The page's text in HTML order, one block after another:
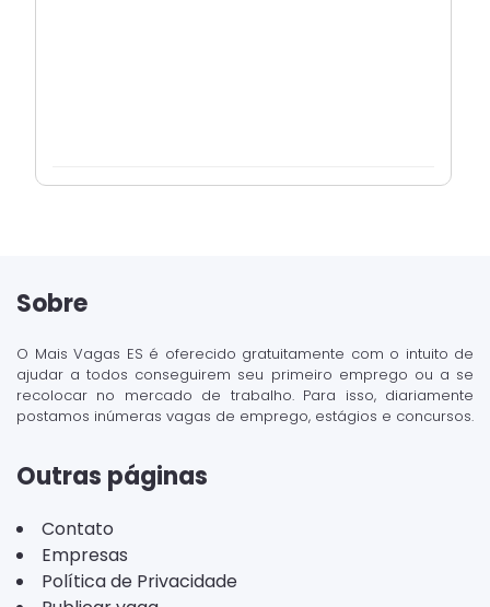
Sobre
O Mais Vagas ES é oferecido gratuitamente com o intuito de
ajudar a todos conseguirem seu primeiro emprego ou a se
recolocar no mercado de trabalho. Para isso, diariamente
postamos inúmeras vagas de emprego, estágios e concursos.
Outras páginas
Contato
Empresas
Política de Privacidade